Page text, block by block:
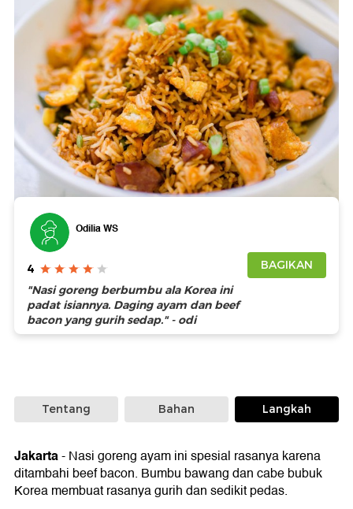
Foto: iStock
Odilia WS
4
"Nasi goreng berbumbu ala Korea ini
padat isiannya. Daging ayam dan beef
bacon yang gurih sedap." - odi
BAGIKAN
Tentang Bahan Langkah
Jakarta-Nasi goreng ayam ini spesial rasanya karena
ditambahi beef bacon. Bumbu bawang dan cabe bubuk
Korea membuat rasanya gurih dan sedikit pedas.